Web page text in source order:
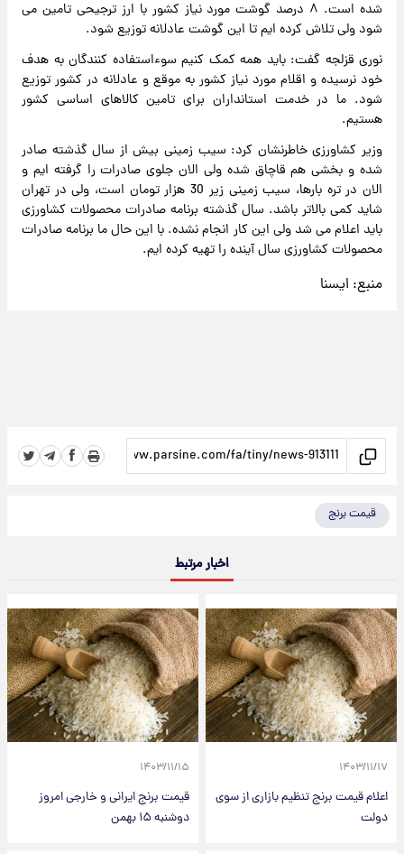
شده است. ۸ درصد گوشت مورد نیاز کشور با ارز ترجیحی تامین می
شود ولی تلاش کرده ایم تا این گوشت عادلانه توزیع شود.
نوری قزلجه گفت: باید همه کمک کنیم سوءاستفاده کنندگان به هدف
خود نرسیده و اقلام مورد نیاز کشور به موقع و عادلانه در کشور توزیع
شود. ما در خدمت استانداران برای تامین کالاهای اساسی کشور
هستیم.
وزیر کشاورزی خاطرنشان کرد: سیب زمینی بیش از سال گذشته صادر
شده و بخشی هم قاچاق شده ولی الان جلوی صادرات را گرفته ایم و
الان در تره بارها، سیب زمینی زیر 30 هزار تومان است، ولی در تهران
شاید کمی بالاتر باشد. سال گذشته برنامه صادرات محصولات کشاورزی
باید اعلام می شد ولی این کار انجام نشده. با این حال ما برنامه صادرات
محصولات کشاورزی سال آینده را تهیه کرده ایم.
منبع: ایسنا
قیمت برنج
اخبار مرتبط
۱۴۰۳/۱۱/۱۷
اعلام قیمت برنج تنظیم بازاری از سوی
دولت
۱۴۰۳/۱۱/۱۵
قیمت برنج ایرانی و خارجی امروز
دوشنبه ۱۵ بهمن